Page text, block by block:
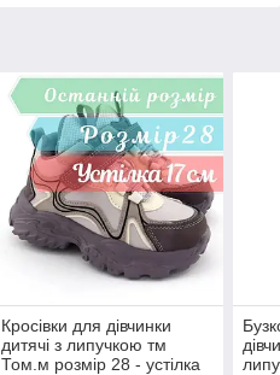
Кросівки для дівчинки
дитячі з липучкою тм
Том.м розмір 28 - устілка